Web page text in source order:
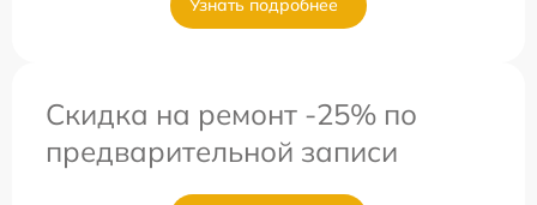
Узнать подробнее
Скидка на ремонт -25% по
предварительной записи